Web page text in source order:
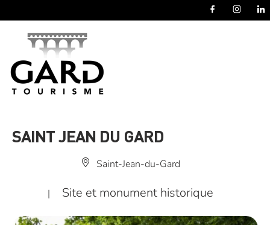
SAINT JEAN DU GARD
Saint-Jean-du-Gard
| Site et monument historique